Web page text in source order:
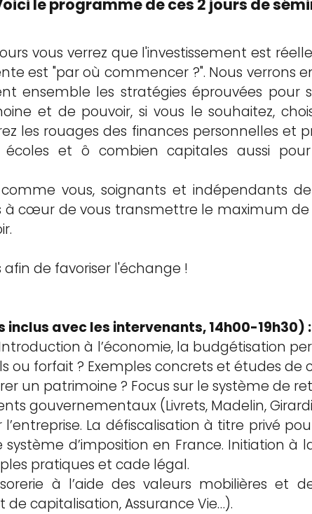
le programme de ces 2 jours de
vous verrez que l'investissement est
est "par où commencer ?". Nous verrons
ensemble les stratégies éprouvées pour
et de pouvoir, si vous le souhaitez,
les rouages des finances personnelles et
écoles et ô combien capitales aussi
vous, soignants et indépendants
à cœur de vous transmettre le maximum
de favoriser l'échange !
inclus avec les intervenants, 14h00-19h30) :
à l’économie, la budgétisation
ou forfait ? Exemples concrets et études de
un patrimoine ? Focus sur le système de
gouvernementaux (Livrets, Madelin,
La défiscalisation à titre privé
système d’imposition en France. Initiation à
pratiques et cade légal.
à l’aide des valeurs mobilières et
capitalisation, Assurance Vie…).